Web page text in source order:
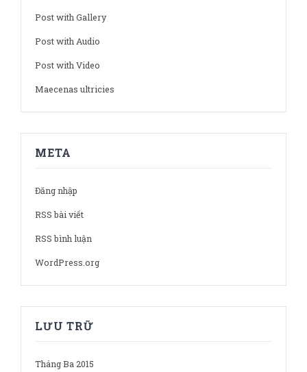
Post with Gallery
Post with Audio
Post with Video
Maecenas ultricies
META
Đăng nhập
RSS bài viết
RSS bình luận
WordPress.org
LƯU TRỮ
Tháng Ba 2015